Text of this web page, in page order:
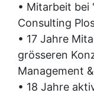
• Mitarbeit bei
Consulting
• 17 Jahre
grösseren
Management
• 18 Jahre